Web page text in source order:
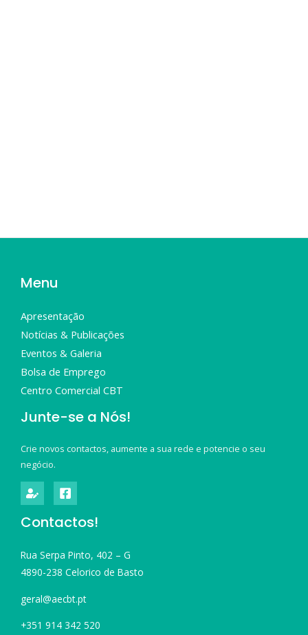
Menu
Apresentação
Notícias & Publicações
Eventos & Galeria
Bolsa de Emprego
Centro Comercial CBT
Junte-se a Nós!
Crie novos contactos, aumente a sua rede e potencie o seu
negócio.
Contactos!
Rua Serpa Pinto, 402 – G
4890-238 Celorico de Basto
geral@aecbt.pt
+351 914 342 520